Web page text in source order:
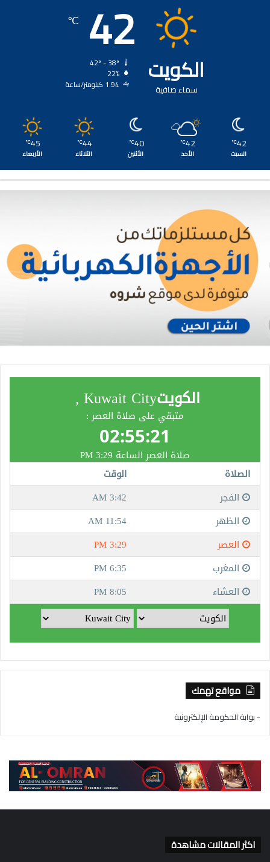
الكويت
سماء صافية
42
℃
22%
1.94 كيلومتر/ساعة
42
℃
السبت
42
℃
الأحد
40
℃
الأثنين
44
℃
الثلاثاء
45
℃
الأربعاء
مواقع تهمك
- بوابة الحكومة الإلكترونية
اكثر المقالات مشاهدة